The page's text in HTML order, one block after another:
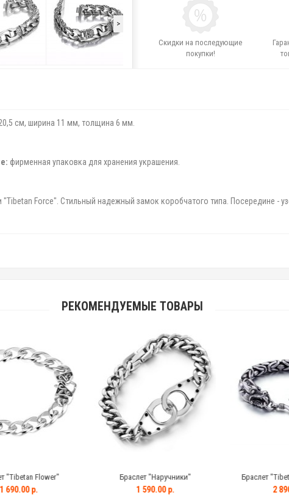
>
Скидки на последующие
покупки!
см, ширина 11 мм, толщина 6 мм.
фирменная упаковка для хранения украшения.
Force". Стильный надежный замок коробчатого типа. Посередине -
РЕКОМЕНДУЕМЫЕ ТОВАРЫ
Flower"
р.
Браслет "Наручники"
1 590.00 р.
Браслет "Tibetan
2 890.00 р.